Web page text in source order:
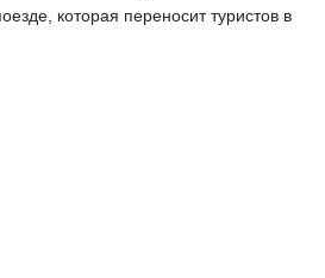
которая переносит туристов в